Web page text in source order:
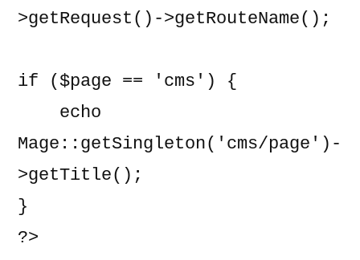
>getRequest()->getRouteName();
if ($page == 'cms') {
Mage::getSingleton('cms/page')-
>getTitle();
}
?>